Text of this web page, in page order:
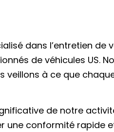
dans l’entretien
de véhicules US.
à ce que
de notre
conformité rapide